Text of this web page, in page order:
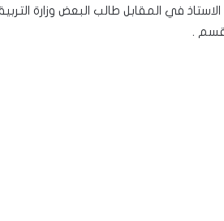
في المقابل طالب البعض وزارة التربية
.